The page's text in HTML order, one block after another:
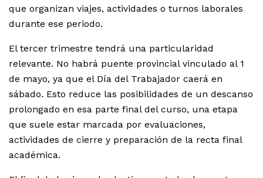
que organizan viajes, actividades o turnos laborales
durante ese periodo.
El tercer trimestre tendrá una particularidad
relevante. No habrá puente provincial vinculado al 1
de mayo, ya que el Día del Trabajador caerá en
sábado. Esto reduce las posibilidades de un descanso
prolongado en esa parte final del curso, una etapa
que suele estar marcada por evaluaciones,
actividades de cierre y preparación de la recta final
académica.